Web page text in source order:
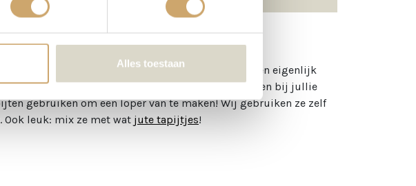
Alles toestaan
op jullie bruiloft? Dan kunnen perzische tapijten eigenlijk
gebruiken! Zo kun je een perzische tapijt gebruiken bij jullie
gebruiken om een loper van te maken! Wij gebruiken ze zelf
Ook leuk: mix ze met wat jute tapijtjes!